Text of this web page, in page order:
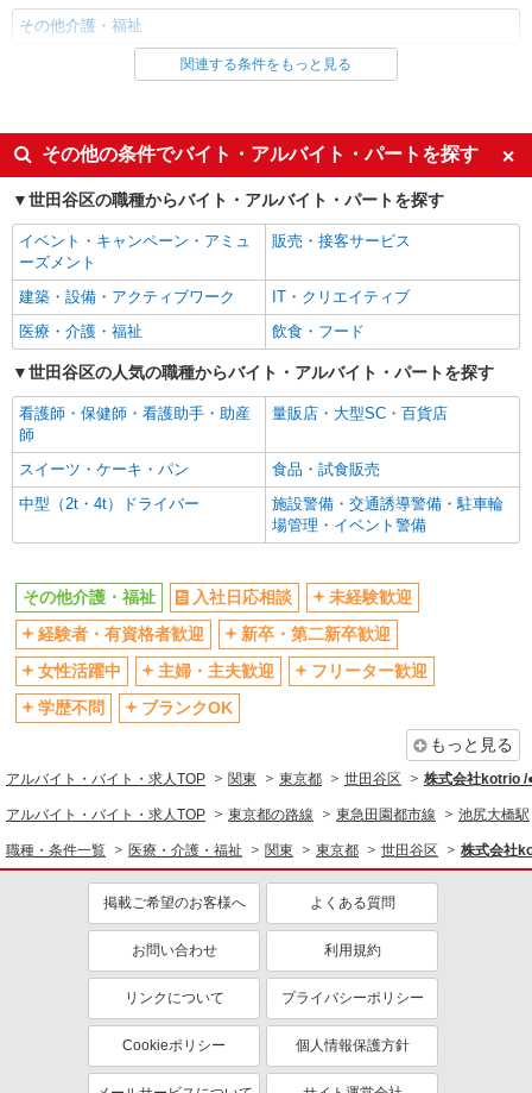
その他介護・福祉
同じ雇用形態から池尻大橋駅の求人を探す
同じ特徴から池尻大橋駅の求人を探す
入社日応相談
未経験歓迎
経験者・有資格者歓迎
新卒・第二新卒歓迎
女性活躍中
フリーター歓迎
学歴不問
ブランクOK
ミドル（40代～）活躍中
エルダー（50代～）活躍中
シニア（60代～）活躍中
高収入・高額
ボーナス・賞与あり
昇給あり
フルタイム歓迎
禁煙・分煙
駅直結・駅チカ
車通勤OK
自転車通勤OK
社会保険あり
産休・育休取得実績あり
退職金・財形貯蓄制度あり
各種手当（家族・役職・インセン
ティブなど）あり
制服貸与
資格取得支援制度あり
同じ職種から求人を探す
医療・介護・福祉
同じ特徴から求人を探す
ミドル（40代～）活躍中
ボーナス・賞与あり
車通勤OK
社会保険あり
産休・育休取得実績あり
関連する条件をもっと見る
その他の条件でバイト・アルバイト・パートを探す
世田谷区の職種からバイト・アルバイト・パートを探す
イベント・キャンペーン・アミュ
ーズメント
販売・接客サービス
建築・設備・アクティブワーク
IT・クリエイティブ
医療・介護・福祉
飲食・フード
世田谷区の人気の職種からバイト・アルバイト・パートを探す
看護師・保健師・看護助手・助産
師
量販店・大型SC・百貨店
スイーツ・ケーキ・パン
食品・試食販売
中型（2t・4t）ドライバー
施設警備・交通誘導警備・駐車輪
場管理・イベント警備
その他介護・福祉 入社日応相談
未経験歓迎
経験者・有資格者歓迎
新卒・第二新卒歓迎
女性活躍中
主婦・主夫歓迎
フリーター歓迎
学歴不問
ブランクOK
もっと見る
アルバイト・バイト・求人TOP 関東 東京都 世田谷区 株式会社kotrio /
アルバイト・バイト・求人TOP 東京都の路線 東急田園都市線 池尻大橋駅
職種・条件一覧 医療・介護・福祉 関東 東京都 世田谷区 株式会社
掲載ご希望のお客様へ よくある質問
お問い合わせ 利用規約
リンクについて プライバシーポリシー
Cookieポリシー 個人情報保護方針